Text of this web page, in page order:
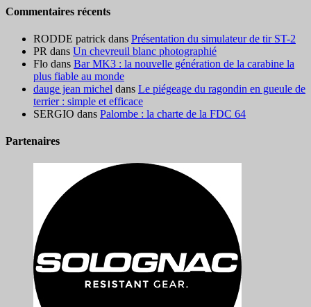
Commentaires récents
RODDE patrick dans Présentation du simulateur de tir ST-2
PR dans Un chevreuil blanc photographié
Flo dans Bar MK3 : la nouvelle génération de la carabine la
plus fiable au monde
dauge jean michel dans Le piégeage du ragondin en gueule de
terrier : simple et efficace
SERGIO dans Palombe : la charte de la FDC 64
Partenaires